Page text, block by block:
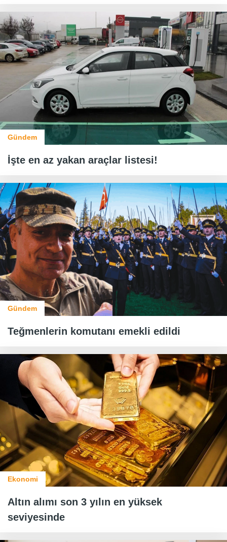
Gündem
İşte en az yakan araçlar listesi!
Gündem
Teğmenlerin komutanı emekli edildi
Ekonomi
Altın alımı son 3 yılın en yüksek
seviyesinde